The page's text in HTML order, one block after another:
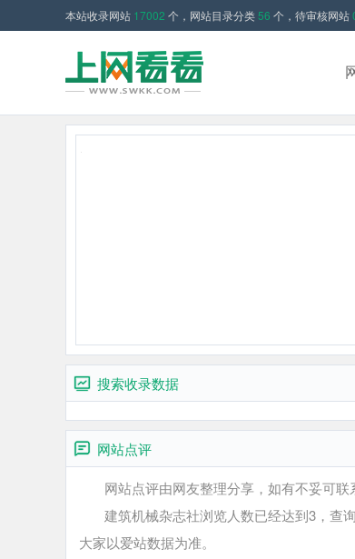
本站收录网站 17002 个，网站目录分类56 个，待审核网站
搜索收录数据
网站点评
网站点评由网友整理分享，如有不妥可联
建筑机械杂志社浏览人数已经达到3，查
大家以爱站数据为准。